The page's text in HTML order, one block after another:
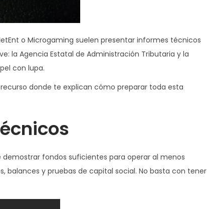
o Microgaming suelen presentar informes técnicos
la Agencia Estatal de Administración Tributaria y la
con lupa.
donde te explican cómo preparar toda esta
fondos suficientes para operar al menos
balances y pruebas de capital social. No basta con tener